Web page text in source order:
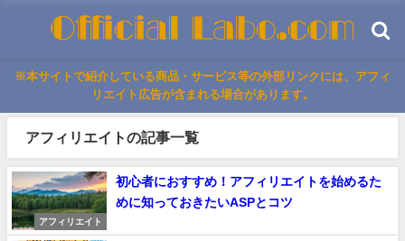
※本サイトで紹介している商品・サービス等の外部リンクには、アフィ
リエイト広告が含まれる場合があります。
アフィリエイトの記事一覧
アフィリエイト
初心者におすすめ！アフィリエイトを始めるた
めに知っておきたいASPとコツ